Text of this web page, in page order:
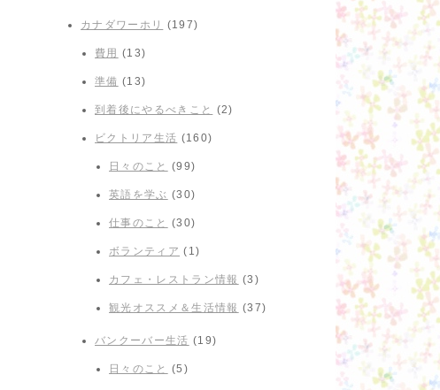
カナダワーホリ (197)
費用 (13)
準備 (13)
到着後にやるべきこと (2)
ビクトリア生活 (160)
日々のこと (99)
英語を学ぶ (30)
仕事のこと (30)
ボランティア (1)
カフェ・レストラン情報 (3)
観光オススメ＆生活情報 (37)
バンクーバー生活 (19)
日々のこと (5)